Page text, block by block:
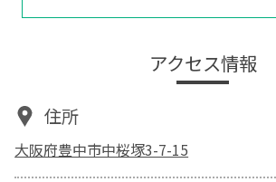
アクセス情報
住所
大阪府豊中市中桜塚3-7-15